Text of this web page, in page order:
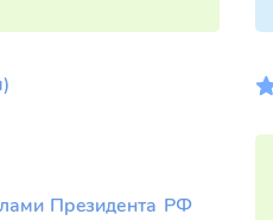
Президента РФ